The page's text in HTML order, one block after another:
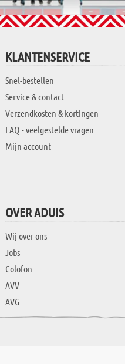
KLANTENSERVICE
Snel-bestellen
Service & contact
Verzendkosten & kortingen
FAQ - veelgestelde vragen
Mijn account
OVER ADUIS
Wij over ons
Jobs
Colofon
AVV
AVG